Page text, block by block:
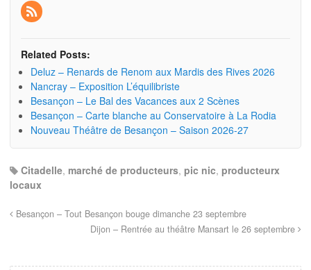
Related Posts:
Deluz – Renards de Renom aux Mardis des Rives 2026
Nancray – Exposition L’équilibriste
Besançon – Le Bal des Vacances aux 2 Scènes
Besançon – Carte blanche au Conservatoire à La Rodia
Nouveau Théâtre de Besançon – Saison 2026-27
Citadelle, marché de producteurs, pic nic, producteurx
locaux
Besançon – Tout Besançon bouge dimanche 23 septembre
Dijon – Rentrée au théâtre Mansart le 26 septembre